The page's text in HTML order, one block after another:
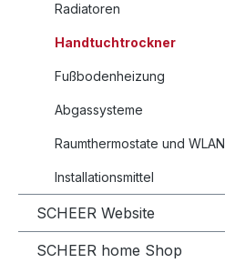
Radiatoren
Handtuchtrockner
Fußbodenheizung
Abgassysteme
Raumthermostate und WLAN
Installationsmittel
SCHEER Website
SCHEER home Shop